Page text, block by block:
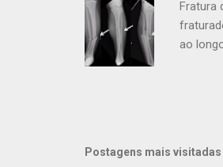
Fratura
ao
tipos
vezes
Postagens mais